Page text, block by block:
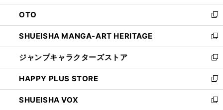
ウ
で
開
く
ン
ド
ウ
で
開
く
OTO
新
し
い
ウ
ィ
ン
ド
ウ
で
SHUEISHA MANGA-ART HERITAGE
新
し
い
ウ
ィ
ン
ド
ジャンプキャラクターズストア
新
し
い
ウ
ィ
HAPPY PLUS STORE
新
し
い
SHUEISHA VOX
新